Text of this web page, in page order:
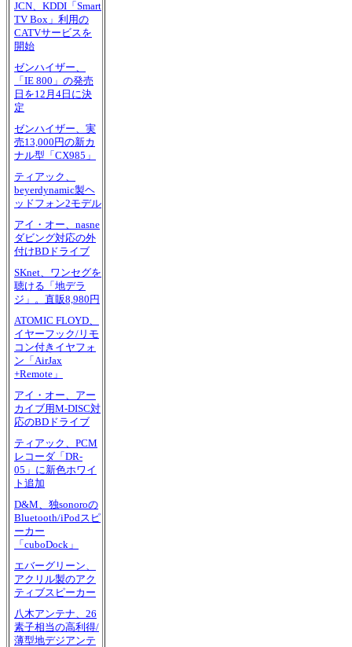
JCN、KDDI「Smart
TV Box」利用の
CATVサービスを
開始
ゼンハイザー、
「IE 800」の発売
日を12月4日に決
定
ゼンハイザー、実
売13,000円の新カ
ナル型「CX985」
ティアック、
beyerdynamic製ヘ
ッドフォン2モデル
アイ・オー、nasne
ダビング対応の外
付けBDドライブ
SKnet、ワンセグを
聴ける「地デラ
ジ」。直販8,980円
ATOMIC FLOYD、
イヤーフック/リモ
コン付きイヤフォ
ン「AirJax
+Remote」
アイ・オー、アー
カイブ用M-DISC対
応のBDドライブ
ティアック、PCM
レコーダ「DR-
05」に新色ホワイ
ト追加
D&M、独sonoroの
Bluetooth/iPodスピ
ーカー
「cuboDock」
エバーグリーン、
アクリル製のアク
ティブスピーカー
八木アンテナ、26
素子相当の高利得/
薄型地デジアンテ